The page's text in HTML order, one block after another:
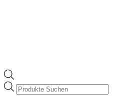
Products
search